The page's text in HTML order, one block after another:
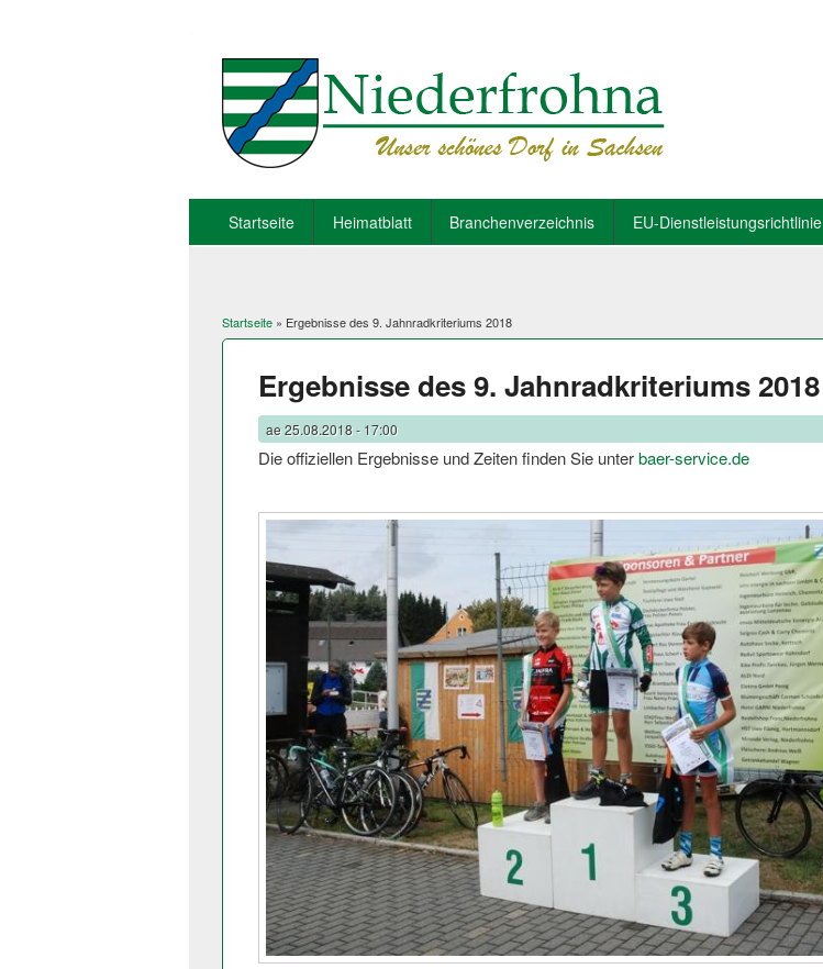
Startseite Heimatblatt Branchenverzeichnis EU-Dienstleistungsrichtlinie
Sie sind hier
Startseite » Ergebnisse des 9. Jahnradkriteriums 2018
Ergebnisse des 9. Jahnradkriteriums 2018
ae25.08.2018 - 17:00
Die offiziellen Ergebnisse und Zeiten finden Sie unterbaer-service.de